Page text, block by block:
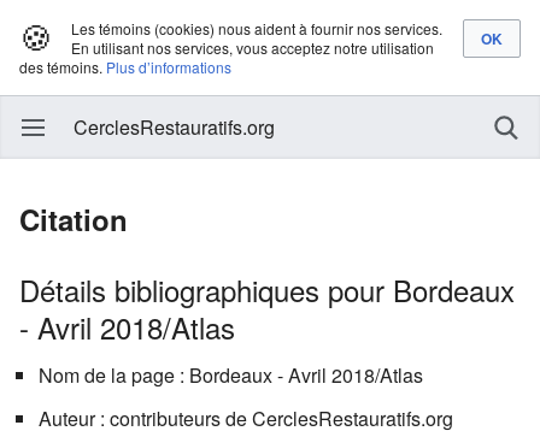
🍪
Les témoins (cookies) nous aident à fournir nos services.
En utilisant nos services, vous acceptez notre utilisation
des témoins. Plus d’informations
CerclesRestauratifs.org
Citation
Détails bibliographiques pour Bordeaux
- Avril 2018/Atlas
Nom de la page : Bordeaux - Avril 2018/Atlas
Auteur : contributeurs de CerclesRestauratifs.org